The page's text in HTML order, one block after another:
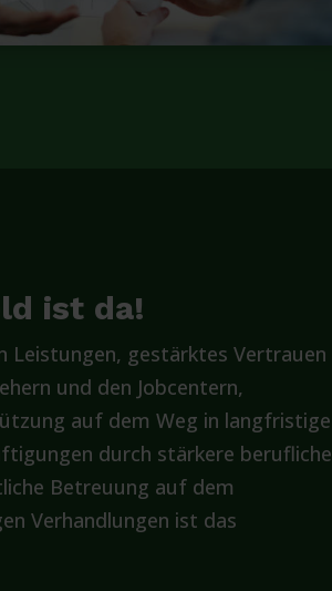
ist da!
Leistungen, gestärktes Vertrauen
und den Jobcentern,
auf dem Weg in langfristige
durch stärkere berufliche
Betreuung auf dem
Verhandlungen ist das